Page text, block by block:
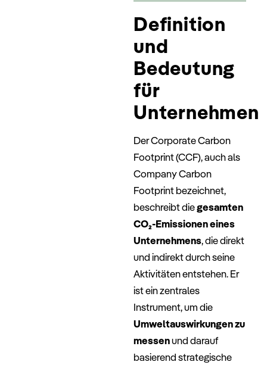
Definition
und
Bedeutung
für
Unternehmen
Der Corporate Carbon
Footprint (CCF), auch als
Company Carbon
Footprint bezeichnet,
beschreibt diegesamten
CO₂-Emissionen eines
Unternehmens, die direkt
und indirekt durch seine
Aktivitäten entstehen. Er
ist ein zentrales
Instrument, um die
Umweltauswirkungen zu
messenund darauf
basierend strategische